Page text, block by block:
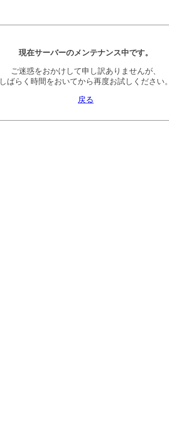
現在サーバーのメンテナンス中です。
ご迷惑をおかけして申し訳ありませんが、
しばらく時間をおいてから再度お試しください。
戻る